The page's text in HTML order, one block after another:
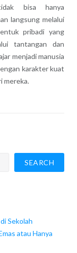
bisa hanya
langsung melalui
pribadi yang
tantangan dan
menjadi manusia
karakter kuat
mereka.
SEARCH
Sekolah
atau Hanya